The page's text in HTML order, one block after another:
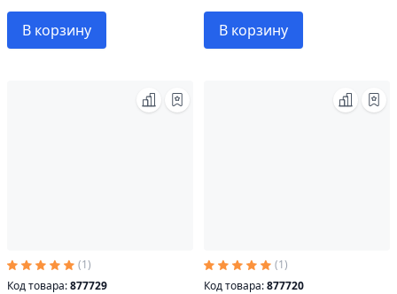
В корзину В корзину
(1)
Код товара:877729
(1)
Код товара:877720